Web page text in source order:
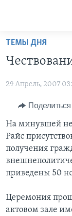
Перейти
основной
Перейти
навигации
Перейти
поиск
АМЕРИКА
НОВОСТИ ЗА
ИТОГИ
ПОЧЕМУ ЭТО
ДИСКУССИЯ
ДЕТАЛИ
АМЕРИКА.
ПРОЕКТЫ
УЧИМ
НАША
А КАК В
АРТЕФАКТЫ
ЭКСПЕРТИЗА
ИНТЕРВЬЮ
ФАКТЫ
ЗА СВОБОДУ
УЧИМ
ВИДЕО
ПОДПИСКА НА
ТЕМЫ ДНЯ
29 Апрель, 2007
Поделиться
На минувшей
Райс
получения
приведены 50
Церемония
актовом зале